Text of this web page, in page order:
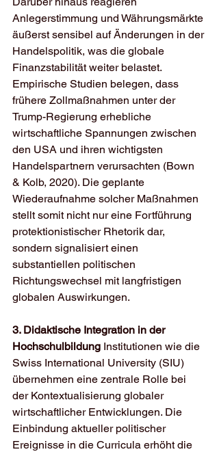
Anlegerstimmung und Währungsmärkte
äußerst sensibel auf Änderungen in der
Handelspolitik, was die globale
Finanzstabilität weiter belastet.
Empirische Studien belegen, dass
frühere Zollmaßnahmen unter der
Trump-Regierung erhebliche
wirtschaftliche Spannungen zwischen
den USA und ihren wichtigsten
Handelspartnern verursachten (Bown
& Kolb, 2020). Die geplante
Wiederaufnahme solcher Maßnahmen
stellt somit nicht nur eine Fortführung
protektionistischer Rhetorik dar,
sondern signalisiert einen
substantiellen politischen
Richtungswechsel mit langfristigen
globalen Auswirkungen.
3. Didaktische Integration in der
Hochschulbildung Institutionen wie die
Swiss International University (SIU)
übernehmen eine zentrale Rolle bei
der Kontextualisierung globaler
wirtschaftlicher Entwicklungen. Die
Einbindung aktueller politischer
Ereignisse in die Curricula erhöht die